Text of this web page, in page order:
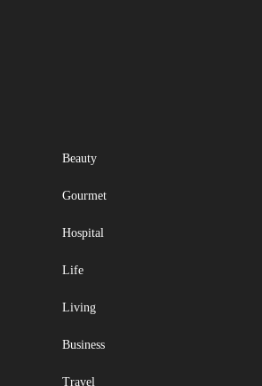
Beauty
Gourmet
Hospital
Life
Living
Business
Travel